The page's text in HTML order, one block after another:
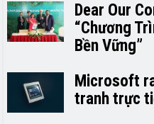
Dear Our
“Chương
Bền Vững”
Microsoft
tranh trực